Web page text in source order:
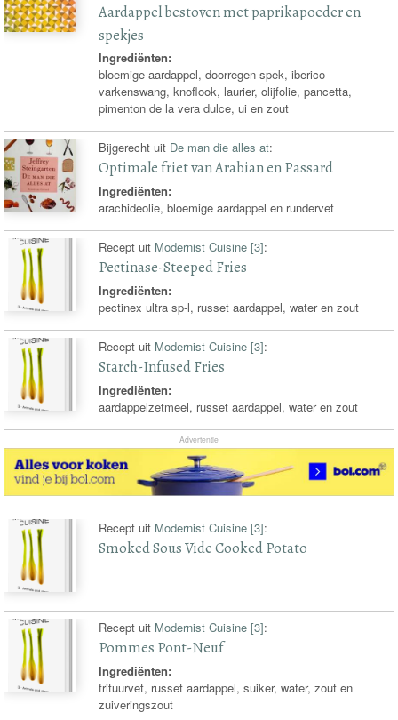
Aardappel bestoven met paprikapoeder en
spekjes
Ingrediënten:
bloemige aardappel, doorregen spek, iberico
varkenswang, knoflook, laurier, olijfolie, pancetta,
pimenton de la vera dulce, ui en zout
Bijgerecht uit De man die alles at:
Optimale friet van Arabian en Passard
Ingrediënten:
arachideolie, bloemige aardappel en rundervet
Recept uit Modernist Cuisine [3]:
Pectinase-Steeped Fries
Ingrediënten:
pectinex ultra sp-l, russet aardappel, water en zout
Recept uit Modernist Cuisine [3]:
Starch-Infused Fries
Ingrediënten:
aardappelzetmeel, russet aardappel, water en zout
Advertentie
Recept uit Modernist Cuisine [3]:
Smoked Sous Vide Cooked Potato
Recept uit Modernist Cuisine [3]:
Pommes Pont-Neuf
Ingrediënten:
frituurvet, russet aardappel, suiker, water, zout en
zuiveringszout